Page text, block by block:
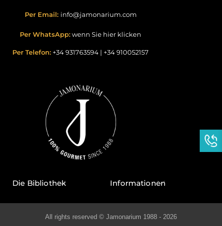
Per Email: info@jamonarium.com
Per WhatsApp:wenn Sie hier klicken
Per Telefon: +34 931763594 | +34 910052157
Die Bibliothek Informationen
All rights reserved © Jamonarium 1988 - 2026